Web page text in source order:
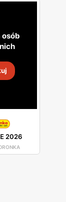
Sieć
osób
2026